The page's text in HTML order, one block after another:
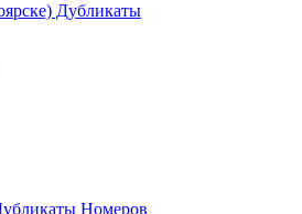
Дубликаты
Номеров